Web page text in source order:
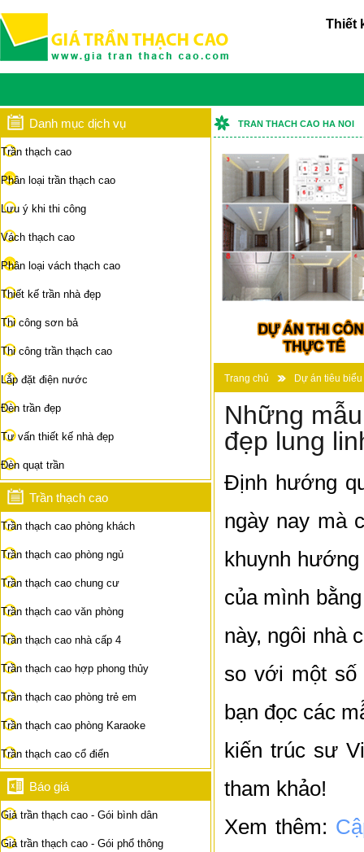
Thiết
Danh mục dịch vụ
Trần thạch cao
Phân loại trần thạch cao
Lưu ý khi thi công
Vách thạch cao
Phân loại vách thạch cao
Thiết kế trần nhà đẹp
Thi công sơn bả
Thi công trần thạch cao
Lắp đặt điện nước
Đèn trần đẹp
Tư vấn thiết kế nhà đẹp
Đèn quạt trần
Trần thạch cao
Trần thạch cao phòng khách
Trần thạch cao phòng ngủ
Trần thạch cao chung cư
Trần thạch cao văn phòng
Trần thạch cao nhà cấp 4
Trần thạch cao hợp phong thủy
Trần thạch cao phòng trẻ em
Trần thạch cao phòng Karaoke
Trần thạch cao cổ điển
Báo giá
Giá trần thạch cao - Gói bình dân
Giá trần thạch cao - Gói phổ thông
TRAN THACH CAO HA NOI
Trang chủ Dự án tiêu biểu
Những
đẹp lung
Định hướng
ngày nay mà
khuynh
của mình
này, ngôi nhà
so với một số
bạn đọc các
kiến trúc sư
tham khảo!
Xem thêm: